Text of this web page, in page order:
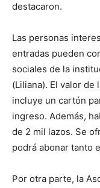
destacaron.
Las personas
entradas pueden
sociales de la
(Liliana). El valor de
incluye un cartón
ingreso. Además,
de 2 mil lazos. Se
podrá abonar tanto
Por otra parte, la